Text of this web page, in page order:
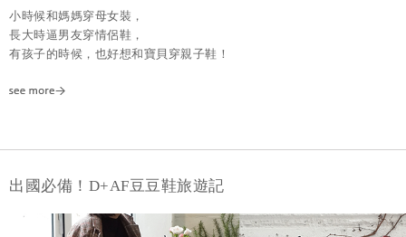
小時候和媽媽穿母女裝，
長大時逼男友穿情侶鞋，
有孩子的時候，也好想和寶貝穿親子鞋！
出國必備！D+AF豆豆鞋旅遊記